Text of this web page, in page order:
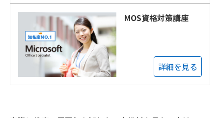
MOS資格対策講座
詳細を見る